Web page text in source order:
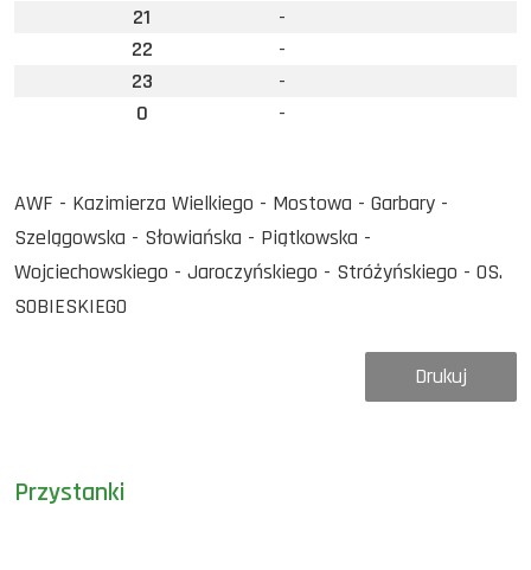
Przystanki
21
-
22
-
23
-
0
-
AWF - Kazimierza Wielkiego - Mostowa - Garbary -
Szelągowska - Słowiańska - Piątkowska -
Wojciechowskiego - Jaroczyńskiego - Stróżyńskiego - OS.
SOBIESKIEGO
Drukuj